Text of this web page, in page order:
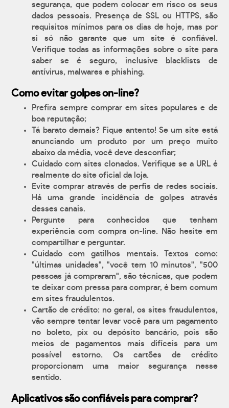
segurança, que podem colocar em risco os seus
dados pessoais. Presença de SSL ou HTTPS, são
requisitos mínimos para os dias de hoje, mas por
si só não garante que um site é confiável.
Verifique todas as informações sobre o site para
saber se é seguro, inclusive blacklists de
antívirus, malwares e phishing.
Como evitar golpes on-line?
Prefira sempre comprar em sites populares e de
boa reputação;
Tá barato demais? Fique antento! Se um site está
anunciando um produto por um preço muito
abaixo da média, você deve desconfiar;
Cuidado com sites clonados. Verifique se a URL é
realmente do site oficial da loja.
Evite comprar através de perfis de redes sociais.
Há uma grande incidência de golpes através
desses canais.
Pergunte para conhecidos que tenham
experiência com compra on-line. Não hesite em
compartilhar e perguntar.
Cuidado com gatilhos mentais. Textos como:
"últimas unidades", "você tem 10 minutos", "500
pessoas já compraram", são técnicas, que podem
te deixar com pressa para comprar, é bem comum
em sites fraudulentos.
Cartão de crédito: no geral, os sites fraudulentos,
vão sempre tentar levar você para um pagamento
no boleto, pix ou depósito bancário, pois são
meios de pagamentos mais difíceis para um
possível estorno. Os cartões de crédito
proporcionam uma maior segurança nesse
sentido.
Aplicativos são confiáveis para comprar?